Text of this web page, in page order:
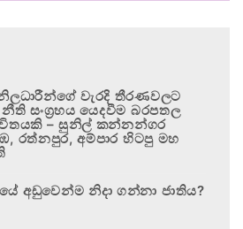
නිලධාරීන්ගේ වැරදි තීරණවලට
සංග්‍රහය යෙදවීම බරපතල
– සුනිල් කන්නන්ගර
රත්නපුර, අම්පාර හිටපු මහ
අඩුවෙන්ම නිදා ගන්නා ජාතිය?